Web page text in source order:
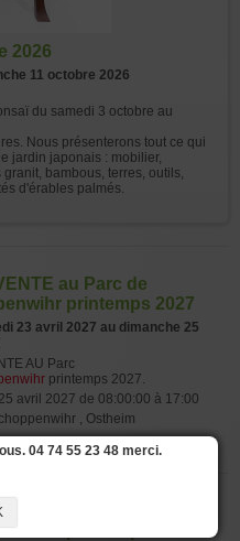
2026
11 octobre 2026
du samedi 3 octobre au
Nous présenterons tout ce qui
jardin japonais : mobilier,
bambous, terres, outils,
d'érables palmés.
au Parc de
printemps 2027
23 avril 2027 au dimanche 25
AU Parc
printemps 2027.
avril 2027 de 08:00:00 à 17:00
, Ostheim
au Parc de
printemps 2028
04 74 55 23 48 merci.